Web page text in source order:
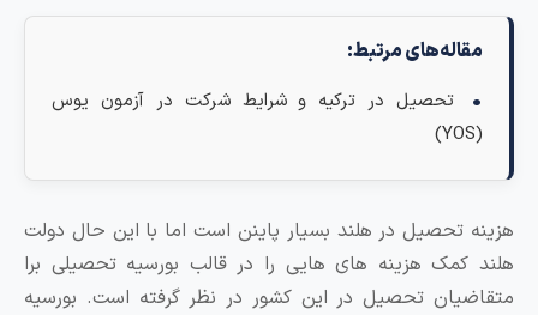
مقاله‌های مرتبط:
تحصیل در ترکیه و شرایط شرکت در آزمون یوس
تحصیل در هلند بسیار پاینن است اما با این حال دولت
کمک هزینه های هایی را در قالب بورسیه تحصیلی برا
تحصیل در این کشور در نظر گرفته است. بورسیه